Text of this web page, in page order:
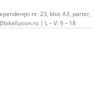
nr. 23, bloc A3, parter,
| L – V: 9 – 18